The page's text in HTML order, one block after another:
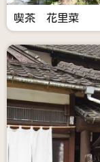
喫茶 花里菜